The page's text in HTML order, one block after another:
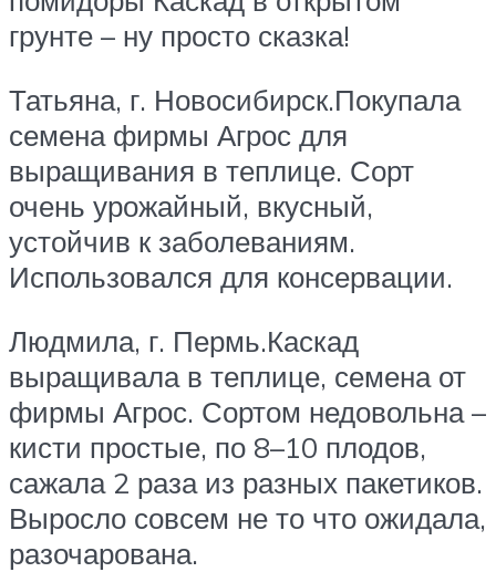
грунте – ну просто сказка!
Татьяна, г. Новосибирск.Покупала
семена фирмы Агрос для
выращивания в теплице. Сорт
очень урожайный, вкусный,
устойчив к заболеваниям.
Использовался для консервации.
Людмила, г. Пермь.Каскад
выращивала в теплице, семена от
фирмы Агрос. Сортом недовольна –
кисти простые, по 8–10 плодов,
сажала 2 раза из разных пакетиков.
Выросло совсем не то что ожидала,
разочарована.